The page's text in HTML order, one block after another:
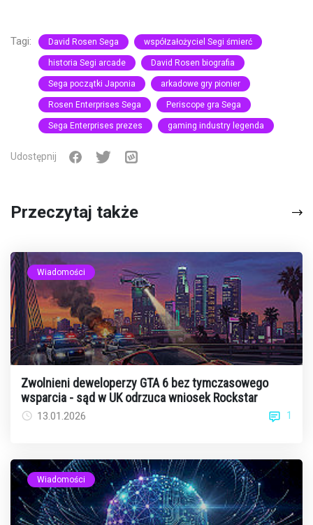
Tagi: David Rosen Sega współzałożyciel Segi śmierć
historia Segi arcade David Rosen biografia
Sega początki Japonia arkadowe gry pionier
Rosen Enterprises Sega Periscope gra Sega
Sega Enterprises prezes gaming industry legenda
Udostępnij
Przeczytaj także
Wiadomości
Zwolnieni deweloperzy GTA 6 bez tymczasowego
wsparcia - sąd w UK odrzuca wniosek Rockstar
13.01.2026 1
Wiadomości